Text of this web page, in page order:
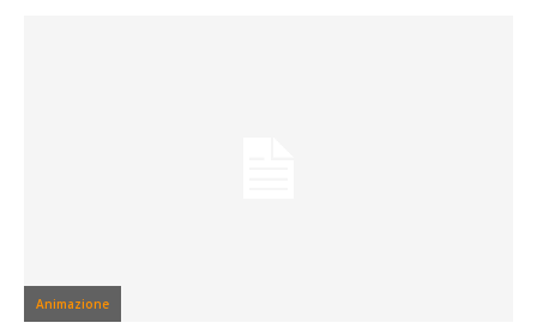
Animazione